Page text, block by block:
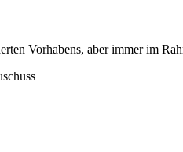
Vorhabens, aber immer im